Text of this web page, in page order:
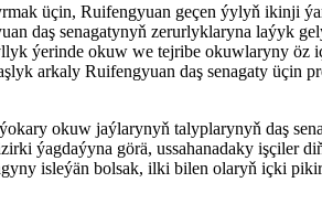
üçin, Ruifengyuan geçen ýylyň ikinji
daş senagatynyň zerurlyklaryna laýyk
ýerinde okuw we tejribe okuwlaryny öz
arkaly Ruifengyuan daş senagaty üçin
okuw jaýlarynyň talyplarynyň daş
ýagdaýyna görä, ussahanadaky işçiler
isleýän bolsak, ilki bilen olaryň içki